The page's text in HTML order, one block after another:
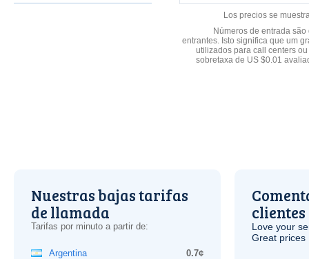
Los precios se
Números de entrada
entrantes. Isto significa que um
utilizados para call centers
sobretaxa de US $0.01
Nuestras bajas tarifas
de llamada
Tarifas por minuto a partir de:
Argentina
0.7¢
clientes
Love your
Great prices